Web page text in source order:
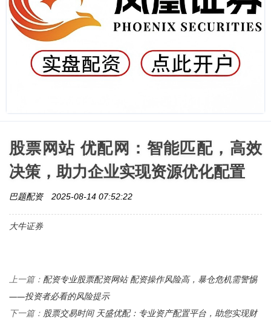
股票网站 优配网：智能匹配，高效
决策，助力企业实现资源优化配置
巴题配资 2025-08-14 07:52:22
大牛证券
上一篇： 配资专业股票配资网站 配资操作风险高，暴仓危机需警惕
——投资者必看的风险提示
下一篇： 股票交易时间 天盛优配：专业资产配置平台，助您实现财